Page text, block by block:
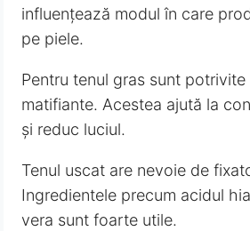
influențează modul în care
pe piele.
Pentru tenul gras sunt
matifiante. Acestea ajută la
și reduc luciul.
Tenul uscat are nevoie de
Ingredientele precum acidul
vera sunt foarte utile.